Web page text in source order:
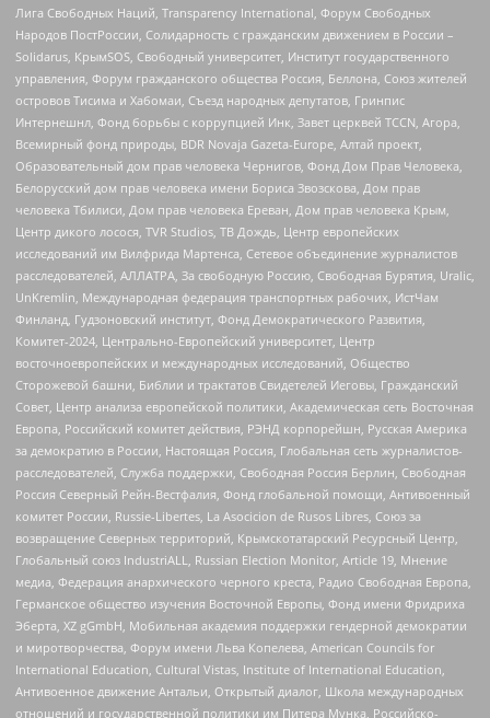
Лига Свободных Наций, Transparеncy International, Форум Свободных
Народов ПостРоссии, Солидарность с гражданским движением в России –
Solidarus, КрымSOS, Свободный университет, Институт государственного
управления, Форум гражданского общества Россия, Беллона, Союз жителей
островов Тисима и Хабомаи, Съезд народных депутатов, Гринпис
Интернешнл, Фонд борьбы с коррупцией Инк, Завет церквей TCCN, Агора,
Всемирный фонд природы, BDR Novaja Gazeta-Europe, Алтай проект,
Образовательный дом прав человека Чернигов, Фонд Дом Прав Человека,
Белорусский дом прав человека имени Бориса Звозскова, Дом прав
человека Тбилиси, Дом прав человека Ереван, Дом прав человека Крым,
Центр дикого лосося, TVR Studios, ТВ Дождь, Центр европейских
исследований им Вилфрида Мартенса, Сетевое объединение журналистов
расследователей, АЛЛАТРА, За свободную Россию, Свободная Бурятия, Uralic,
UnKremlin, Международная федерация транспортных рабочих, ИстЧам
Финланд, Гудзоновский институт, Фонд Демократического Развития,
Комитет-2024, Центрально-Европейский университет, Центр
восточноевропейских и международных исследований, Общество
Сторожевой башни, Библии и трактатов Свидетелей Иеговы, Гражданский
Совет, Центр анализа европейской политики, Академическая сеть Восточная
Европа, Российский комитет действия, РЭНД корпорейшн, Русская Америка
за демократию в России, Настоящая Россия, Глобальная сеть журналистов-
расследователей, Служба поддержки, Свободная Россия Берлин, Свободная
Россия Северный Рейн-Вестфалия, Фонд глобальной помощи, Антивоенный
комитет России, Russie-Libertes, La Asocicion de Rusos Libres, Союз за
возвращение Северных территорий, Крымскотатарский Ресурсный Центр,
Глобальный союз IndustriALL, Russian Election Monitor, Article 19, Мнение
медиа, Федерация анархического черного креста, Радио Свободная Европа,
Германское общество изучения Восточной Европы, Фонд имени Фридриха
Эберта, XZ gGmbH, Мобильная академия поддержки гендерной демократии
и миротворчества, Форум имени Льва Копелева, American Councils for
International Education, Cultural Vistas, Institute of International Education,
Антивоенное движение Антальи, Открытый диалог, Школа международных
отношений и государственной политики им Питера Мунка, Российско-